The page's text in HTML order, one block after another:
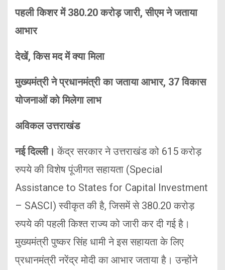
पहली किशर में 380.20 करोड़ जारी, सीएम ने जताया
आभार
देखें, किस मद में क्या मिला
मुख्यमंत्री ने प्रधानमंत्री का जताया आभार, 37 विकास
योजनाओं को मिलेगा लाभ
अविकल उत्तराखंड
नई दिल्ली।केंद्र सरकार ने उत्तराखंड को 615 करोड़
रुपये की विशेष पूंजीगत सहायता (Special
Assistance to States for Capital Investment
– SASCI) स्वीकृत की है, जिसमें से 380.20 करोड़
रुपये की पहली किश्त राज्य को जारी कर दी गई है।
मुख्यमंत्री पुष्कर सिंह धामी ने इस सहायता के लिए
प्रधानमंत्री नरेंद्र मोदी का आभार जताया है। उन्होंने